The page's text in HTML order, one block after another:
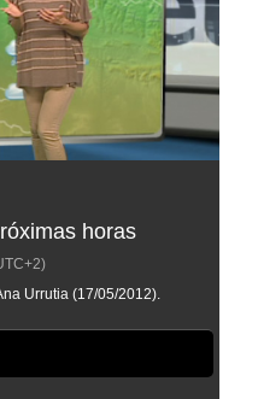
horas
Urrutia (17/05/2012).